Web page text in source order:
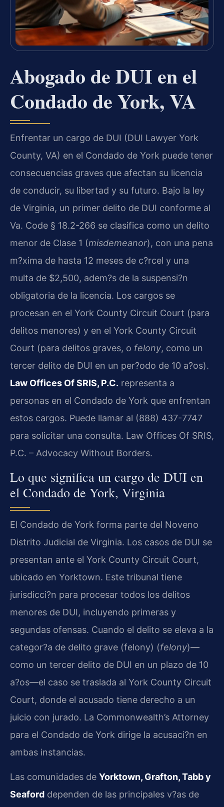
Abogado de DUI en el
Condado de York, VA
Enfrentar un cargo de DUI (DUI Lawyer York
County, VA) en el Condado de York puede tener
consecuencias graves que afectan su licencia
de conducir, su libertad y su futuro. Bajo la ley
de Virginia, un primer delito de DUI conforme al
Va. Code § 18.2-266 se clasifica como un delito
menor de Clase 1 (misdemeanor), con una pena
m?xima de hasta 12 meses de c?rcel y una
multa de $2,500, adem?s de la suspensi?n
obligatoria de la licencia. Los cargos se
procesan en el York County Circuit Court (para
delitos menores) y en el York County Circuit
Court (para delitos graves, o felony, como un
tercer delito de DUI en un per?odo de 10 a?os).
Law Offices Of SRIS, P.C. representa a
personas en el Condado de York que enfrentan
estos cargos. Puede llamar al (888) 437-7747
para solicitar una consulta. Law Offices Of SRIS,
P.C. – Advocacy Without Borders.
Lo que significa un cargo de DUI en
el Condado de York, Virginia
El Condado de York forma parte del Noveno
Distrito Judicial de Virginia. Los casos de DUI se
presentan ante el York County Circuit Court,
ubicado en Yorktown. Este tribunal tiene
jurisdicci?n para procesar todos los delitos
menores de DUI, incluyendo primeras y
segundas ofensas. Cuando el delito se eleva a la
categor?a de delito grave (felony) (felony)—
como un tercer delito de DUI en un plazo de 10
a?os—el caso se traslada al York County Circuit
Court, donde el acusado tiene derecho a un
juicio con jurado. La Commonwealth’s Attorney
para el Condado de York dirige la acusaci?n en
ambas instancias.
Las comunidades de Yorktown, Grafton, Tabb y
Seaford dependen de las principales v?as de